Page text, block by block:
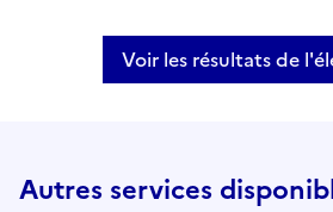
Voir les résultats de
Autres services